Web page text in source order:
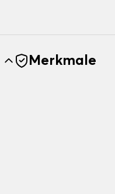
Merkmale